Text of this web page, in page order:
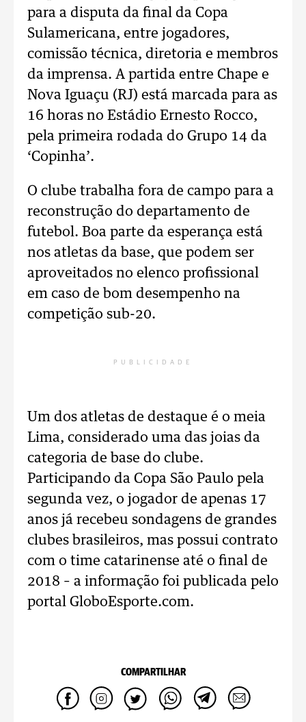
para a disputa da final da Copa
Sulamericana, entre jogadores,
comissão técnica, diretoria e membros
da imprensa. A partida entre Chape e
Nova Iguaçu (RJ) está marcada para as
16 horas no Estádio Ernesto Rocco,
pela primeira rodada do Grupo 14 da
‘Copinha’.
O clube trabalha fora de campo para a
reconstrução do departamento de
futebol. Boa parte da esperança está
nos atletas da base, que podem ser
aproveitados no elenco profissional
em caso de bom desempenho na
competição sub-20.
PUBLICIDADE
Um dos atletas de destaque é o meia
Lima, considerado uma das joias da
categoria de base do clube.
Participando da Copa São Paulo pela
segunda vez, o jogador de apenas 17
anos já recebeu sondagens de grandes
clubes brasileiros, mas possui contrato
com o time catarinense até o final de
2018 – a informação foi publicada pelo
portal GloboEsporte.com.
COMPARTILHAR